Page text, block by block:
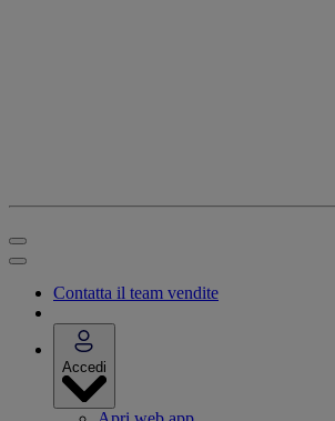
Contatta il team vendite
Accedi